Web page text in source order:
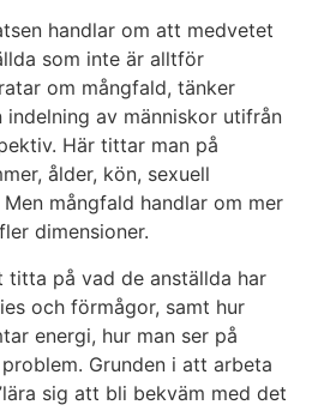
handlar om att medvetet
som inte är alltför
om mångfald, tänker
indelning av människor utifrån
Här tittar man på
ålder, kön, sexuell
mångfald handlar om mer
dimensioner.
på vad de anställda har
och förmågor, samt hur
energi, hur man ser på
Grunden i att arbeta
sig att bli bekväm med det